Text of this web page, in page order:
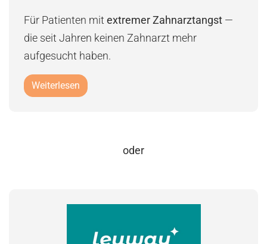
Für Patienten mit extremer Zahnarztangst —
die seit Jahren keinen Zahnarzt mehr
aufgesucht haben.
Weiterlesen
oder